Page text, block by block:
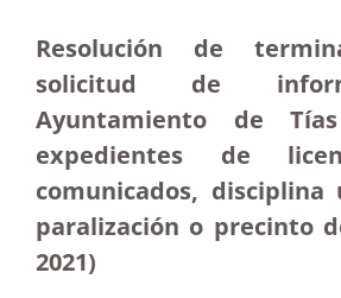
Resolución de
solicitud de
Ayuntamiento de
expedientes de
comunicados,
paralización o precinto
2021)